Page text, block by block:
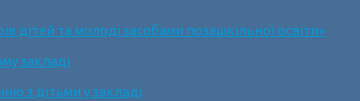
дітей та молоді засобами позашкільної освіти»
закладі
з дітьми у закладі